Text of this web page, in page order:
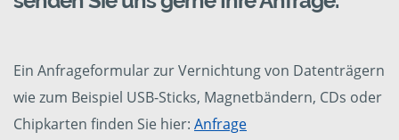
Ein Anfrageformular zur Vernichtung von Datenträgern
wie zum Beispiel USB-Sticks, Magnetbändern, CDs oder
Chipkarten finden Sie hier: Anfrage